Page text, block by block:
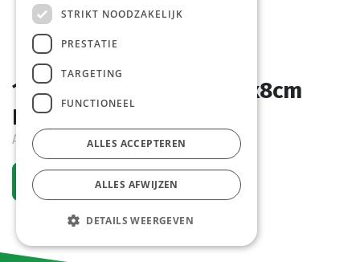
1492 Pizza Baguette 23x8cm
Pastridor 18 x 185 gr
Actief
Vraag een account aan
STRIKT NOODZAKELIJK
PRESTATIE
TARGETING
FUNCTIONEEL
ALLES ACCEPTEREN
ALLES AFWIJZEN
DETAILS WEERGEVEN